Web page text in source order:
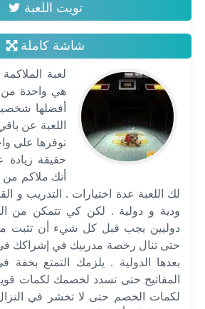
تويت اللعبة
شاشة كاملة
لعبة الملاكمة
هي واحدة من
أفضلها
اللعبة عن
توفرها على
حقيقة
أنك ملاكم من
لك اللعبة عدة اختيارات . التدريب و
ودية و دولية . لكن كي تتمكن من
دوليين يجب قبل كل شيء أن تثبت
حتى تنال رخصة مدربيك في إشراكك في
بعدها الدولية . يلزمك التمتع بخفة
المفاتيح حتى تسدد لخصمك لكمات
لكمات الخصم حتى لا تخشر في